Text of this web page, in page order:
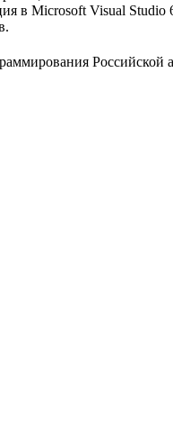
в Microsoft Visual Studio
Российской